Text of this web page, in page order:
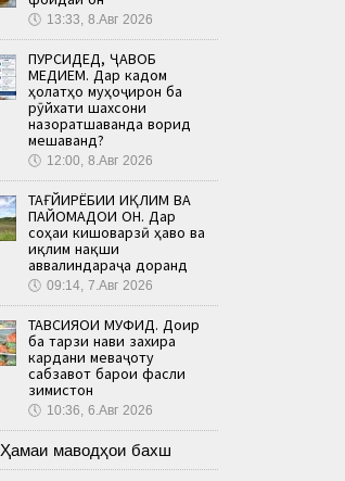
🕔 13:33, 8.Авг 2026
ПУРСИДЕД, ҶАВОБ
МЕДИҲЕМ. Дар кадом
ҳолатҳо муҳоҷирон ба
рӯйхати шахсони
назоратшаванда ворид
мешаванд?
🕔 12:00, 8.Авг 2026
ТАҒЙИРЁБИИ ИҚЛИМ ВА
ПАЙОМАДҲОИ ОН. Дар
соҳаи кишоварзӣ ҳаво ва
иқлим нақши
аввалиндараҷа доранд
🕔 09:14, 7.Авг 2026
ТАВСИЯҲОИ МУФИД. Доир
ба тарзи нави захира
кардани меваҷоту
сабзавот барои фасли
зимистон
🕔 10:36, 6.Авг 2026
Ҳамаи маводҳои бахш